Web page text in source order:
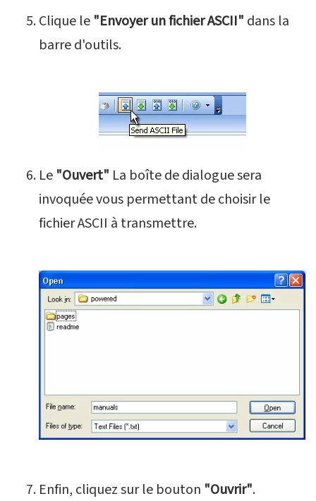
Clique le "Envoyer un fichier ASCII" dans la
barre d'outils.
Le "Ouvert" La boîte de dialogue sera
invoquée vous permettant de choisir le
fichier ASCII à transmettre.
Enfin, cliquez sur le bouton "Ouvrir".